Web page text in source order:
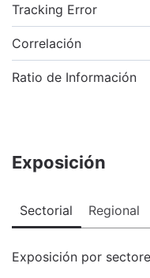
Tracking Error
Correlación
Ratio de Información
Exposición
Sectorial Regional
Exposición por